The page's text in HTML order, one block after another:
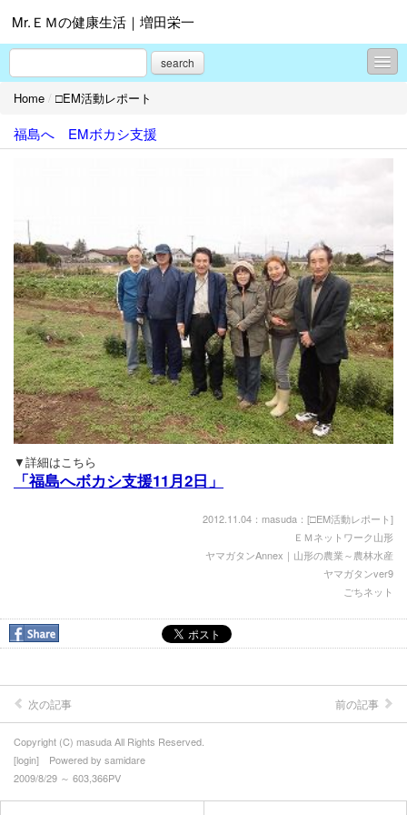
Mr.ＥＭの健康生活｜増田栄一
search
□お知らせ
□EMとは？
□EM仲間
プロフィール
お問合せ
Home / □EM活動レポート
福島へ EMボカシ支援
▼詳細はこちら
「福島へボカシ支援11月2日」
2012.11.04：masuda：[□EM活動レポート]
ＥＭネットワーク山形
ヤマガタンAnnex｜山形の農業～農林水産
ヤマガタンver9
ごちネット
次の記事 前の記事
Copyright (C) masuda All Rights Reserved.
[login] Powered by samidare
2009/8/29 ～ 603,366PV